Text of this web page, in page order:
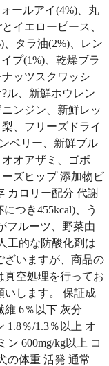
ールアイ(4%)、丸
イエローピース、
タラ油(2%)、レン
プ(1%)、乾燥ブラ
ッツスクワッシ
ル、新鮮ホウレン
ンジン、新鮮レッ
、フリーズドライ
ベリー、新鮮ブル
オアザミ、ゴボ
ズヒップ 添加物ビ
カロリー配分 代謝
つき455kcal)、う
フルーツ、野菜由
工的な防酸化剤は
ざいますが、商品の
真空処理を行ってお
いします。 保証成
維 6％以下 灰分
1.8％/1.3％以上 オ
ン 600mg/kg以上 コ
の体重 活発 通常